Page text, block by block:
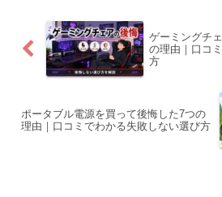
ゲーミングチ
の理由｜口コ
方
ポータブル電源を買って後悔した7つの
理由｜口コミでわかる失敗しない選び方